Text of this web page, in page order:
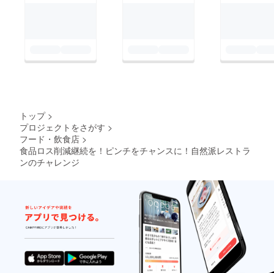
トップ >
プロジェクトをさがす >
フード・飲食店 >
食品ロス削減継続を！ピンチをチャンスに！自然派レストラ
ンのチャレンジ